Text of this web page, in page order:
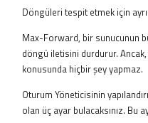
Döngüleri tespit etmek için
Max-Forward, bir sunucunun
döngü iletisini durdurur. Ancak,
konusunda hiçbir şey yapmaz.
Oturum Yöneticisinin
olan üç ayar bulacaksınız. Bu